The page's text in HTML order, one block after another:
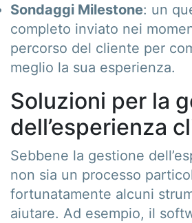
Sondaggi Milestone: un
completo inviato nei
percorso del cliente per
meglio la sua esperienza.
Soluzioni per la
dell’esperienza
Sebbene la gestione
non sia un processo
fortunatamente alcuni
aiutare. Ad esempio, il